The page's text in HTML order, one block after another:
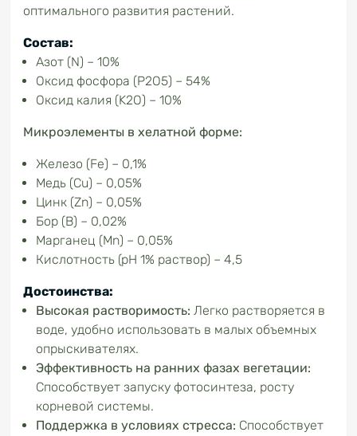
оптимального развития растений.
Состав:
Азот (N) – 10%
Оксид фосфора (P2O5) – 54%
Оксид калия (K2O) – 10%
Микроэлементы в хелатной форме:
Железо (Fe) – 0,1%
Медь (Cu) – 0,05%
Цинк (Zn) – 0,05%
Бор (B) – 0,02%
Марганец (Mn) – 0,05%
Кислотность (рН 1% раствор) – 4,5
Достоинства:
Высокая растворимость: Легко растворяется в
воде, удобно использовать в малых объемных
опрыскивателях.
Эффективность на ранних фазах вегетации:
Способствует запуску фотосинтеза, росту
корневой системы.
Поддержка в условиях стресса: Способствует